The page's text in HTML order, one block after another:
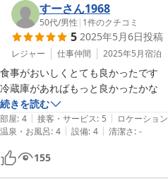
すーさん1968
50代/男性 | 1件のクチコミ
5 2025年5月6日投稿
レジャー 仕事仲間 2025年5月宿泊
食事がおいしくとても良かったです
冷蔵庫があればもっと良かったかな
続きを読む
部屋: 4 | 接客・サービス: 5 | ロケーション
温泉・お風呂: 4 | 設備: 4 | 清潔さ: -
155